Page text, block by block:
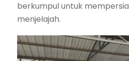
berkumpul untuk
menjelajah.